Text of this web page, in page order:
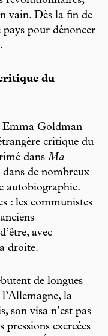
vain. Dès la fin de
pays pour dénoncer
du
Emma Goldman
critique du
dansMa
de nombreux
autobiographie.
: les communistes
avec
droite.
de longues
la
son visa n’est pas
exercées